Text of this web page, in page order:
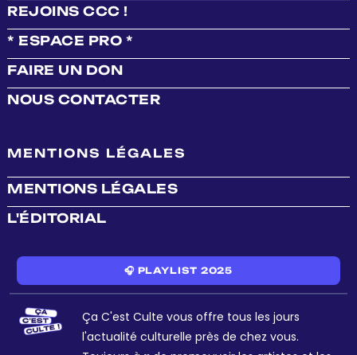
REJOINS CCC !
* ESPACE PRO *
FAIRE UN DON
NOUS CONTACTER
MENTIONS LÉGALES
MENTIONS LÉGALES
L'ÉDITORIAL
🎧 PLAYLIST 2025
Ça C'est Culte vous offre tous les jours
l'actualité culturelle près de chez vous.